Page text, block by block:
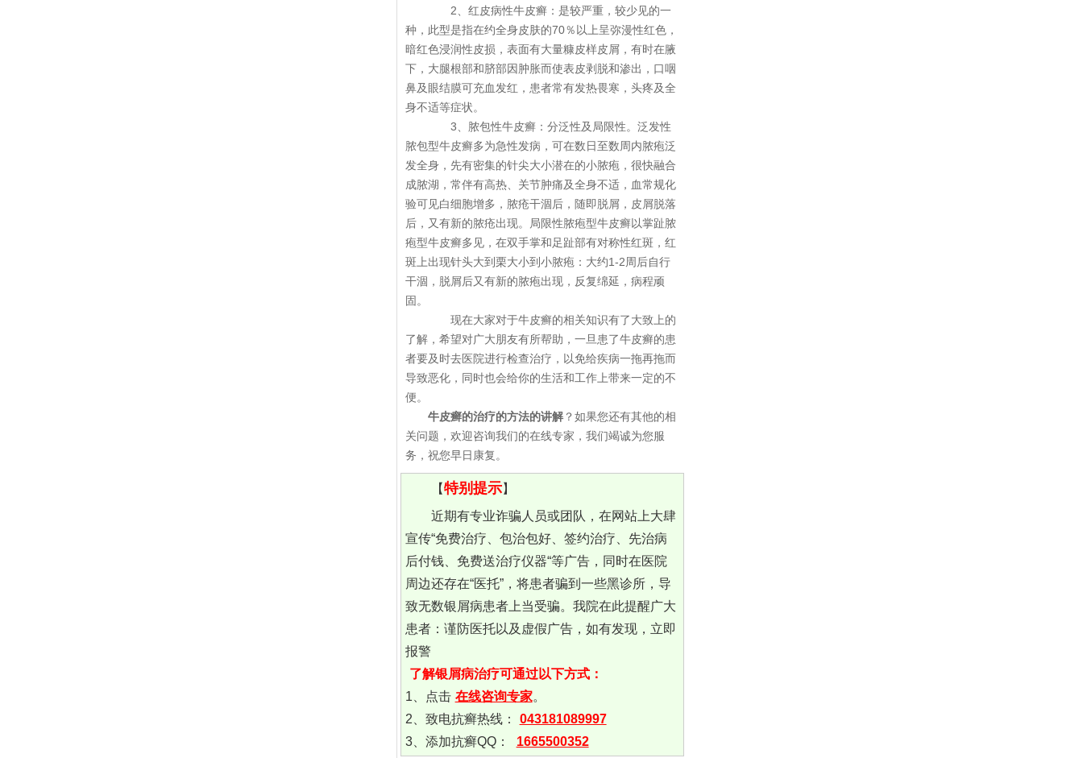
2、红皮病性牛皮癣：是较严重，较少见的一
种，此型是指在约全身皮肤的70％以上呈弥漫性红色，
暗红色浸润性皮损，表面有大量糠皮样皮屑，有时在腋
下，大腿根部和脐部因肿胀而使表皮剥脱和渗出，口咽
鼻及眼结膜可充血发红，患者常有发热畏寒，头疼及全
身不适等症状。
3、脓包性牛皮癣：分泛性及局限性。泛发性
脓包型牛皮癣多为急性发病，可在数日至数周内脓疱泛
发全身，先有密集的针尖大小潜在的小脓疱，很快融合
成脓湖，常伴有高热、关节肿痛及全身不适，血常规化
验可见白细胞增多，脓疮干涸后，随即脱屑，皮屑脱落
后，又有新的脓疮出现。局限性脓疱型牛皮癣以掌趾脓
疱型牛皮癣多见，在双手掌和足趾部有对称性红斑，红
斑上出现针头大到栗大小到小脓疱：大约1-2周后自行
干涸，脱屑后又有新的脓疱出现，反复绵延，病程顽
固。
现在大家对于牛皮癣的相关知识有了大致上的
了解，希望对广大朋友有所帮助，一旦患了牛皮癣的患
者要及时去医院进行检查治疗，以免给疾病一拖再拖而
导致恶化，同时也会给你的生活和工作上带来一定的不
便。
牛皮癣的治疗的方法的讲解 ？如果您还有其他的相
关问题，欢迎咨询我们的在线专家，我们竭诚为您服
务，祝您早日康复。
【特别提示】
近期有专业诈骗人员或团队，在网站上大肆
宣传“免费治疗、包治包好、签约治疗、先治病
后付钱、免费送治疗仪器“等广告，同时在医院
周边还存在“医托”，将患者骗到一些黑诊所，导
致无数银屑病患者上当受骗。我院在此提醒广大
患者：谨防医托以及虚假广告，如有发现，立即
报警
了解银屑病治疗可通过以下方式：
1、点击 在线咨询专家。
2、致电抗癣热线：
043181089997
3、添加抗癣QQ：
1665500352